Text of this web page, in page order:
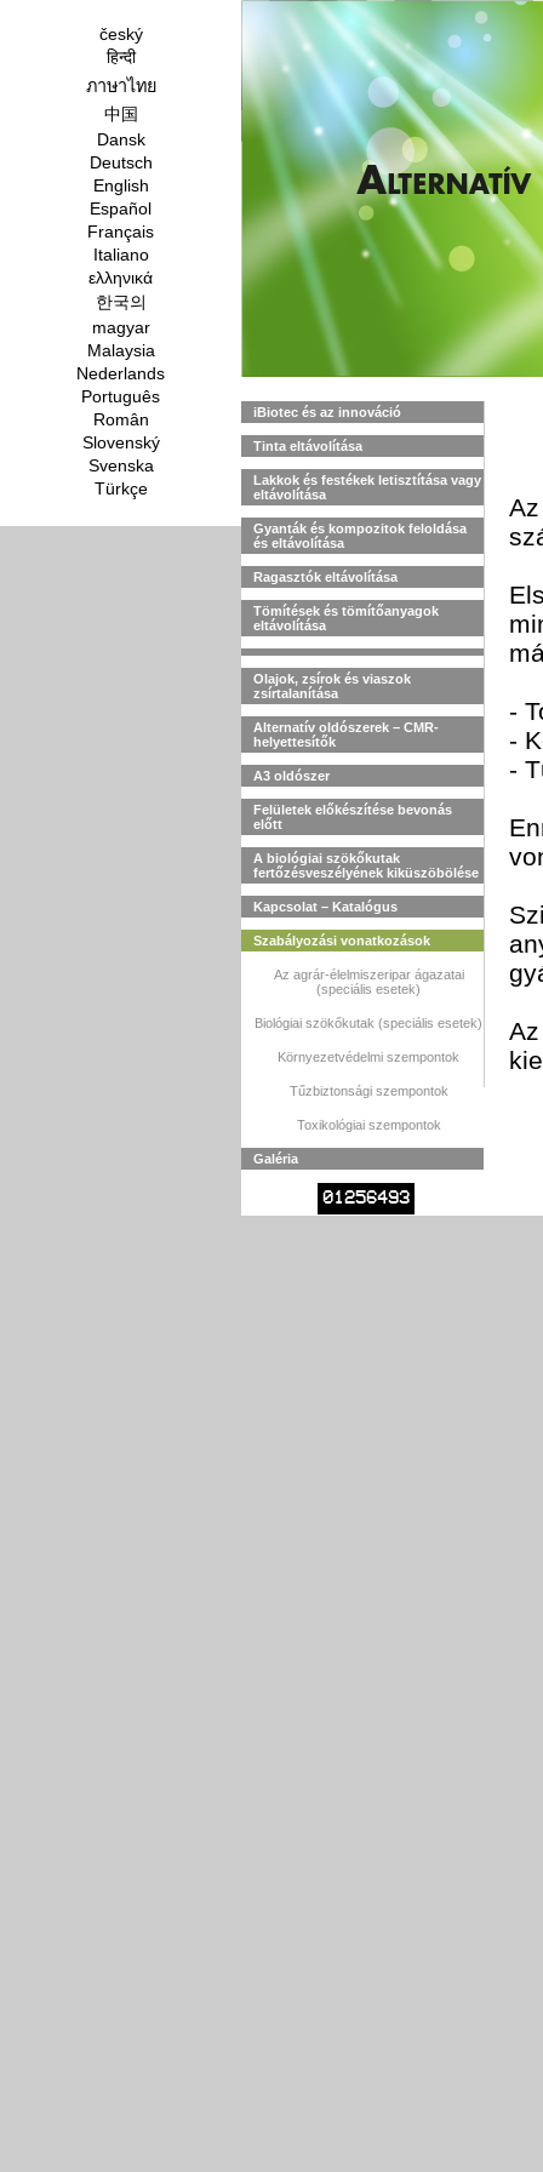
český
हिन्दी
ภาษาไทย
中国
Dansk
Deutsch
English
Español
Français
Italiano
ελληνικά
한국의
magyar
Malaysia
Nederlands
Português
Român
Slovenský
Svenska
Türkçe
iBiotec és az innováció
Tinta eltávolítása
Lakkok és festékek letisztítása vagy
eltávolítása
Gyanták és kompozitok feloldása
és eltávolítása
Ragasztók eltávolítása
Tömítések és tömítőanyagok
eltávolítása
Olajok, zsírok és viaszok
zsírtalanítása
Alternatív oldószerek – CMR-
helyettesítők
A3 oldószer
Felületek előkészítése bevonás
előtt
A biológiai szökőkutak
fertőzésveszélyének kiküszöbölése
Kapcsolat – Katalógus
Szabályozási vonatkozások
Az agrár-élelmiszeripar ágazatai
(speciális esetek)
Biológiai szökőkutak (speciális esetek)
Környezetvédelmi szempontok
Tűzbiztonsági szempontok
Toxikológiai szempontok
Galéria
01256493
-
-
-